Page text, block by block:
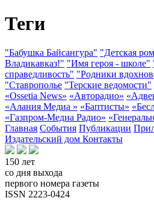
Теги
"Бабушка Байсангура" "Детская
Владикавказ!" "Имя героя - школе"
справедливость" "Родники
"Ставрополье "Терские ведомости"
«Ossetia News» «Авторадио»
«Алания Медиа » «Баптисты»
«Газпром-Медиа Радио»
Главная События Публикации
Издательский дом Контакты
150 лет
со дня выхода
первого номера газеты
ISSN 2223-0424